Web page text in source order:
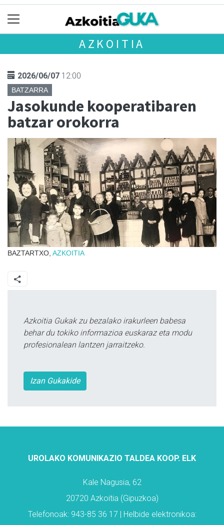
AZKOITIA
2026/06/07 12:00
BATZARRA
Jasokunde kooperatibaren
batzar orokorra
BAZTARTXO, AZKOITIA
Azkoitia Gukak zu bezalako irakurleen babesa
behar du tokiko informazioa euskaraz eta modu
profesionalean lantzen jarraitzeko.
Izan Gukakide
UROLAKO KOMUNIKAZIO TALDEA KOOP. ELK
Kale Nagusia, 62
20720 Azkoitia (Gipuzkoa)
Telefonoak: 943-85 36 17 | Helbide elektronikoa: